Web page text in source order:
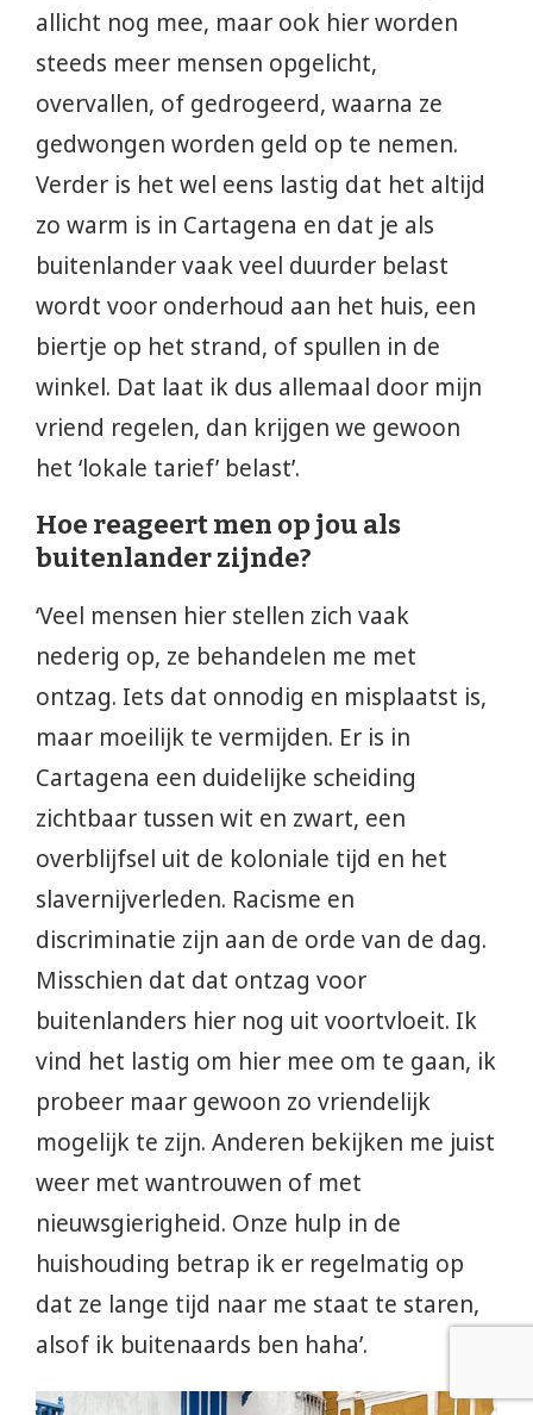
allicht nog mee, maar ook hier worden
steeds meer mensen opgelicht,
overvallen, of gedrogeerd, waarna ze
gedwongen worden geld op te nemen.
Verder is het wel eens lastig dat het altijd
zo warm is in Cartagena en dat je als
buitenlander vaak veel duurder belast
wordt voor onderhoud aan het huis, een
biertje op het strand, of spullen in de
winkel. Dat laat ik dus allemaal door mijn
vriend regelen, dan krijgen we gewoon
het ‘lokale tarief’ belast’.
Hoe reageert men op jou als
buitenlander zijnde?
‘Veel mensen hier stellen zich vaak
nederig op, ze behandelen me met
ontzag. Iets dat onnodig en misplaatst is,
maar moeilijk te vermijden. Er is in
Cartagena een duidelijke scheiding
zichtbaar tussen wit en zwart, een
overblijfsel uit de koloniale tijd en het
slavernijverleden. Racisme en
discriminatie zijn aan de orde van de dag.
Misschien dat dat ontzag voor
buitenlanders hier nog uit voortvloeit. Ik
vind het lastig om hier mee om te gaan, ik
probeer maar gewoon zo vriendelijk
mogelijk te zijn. Anderen bekijken me juist
weer met wantrouwen of met
nieuwsgierigheid. Onze hulp in de
huishouding betrap ik er regelmatig op
dat ze lange tijd naar me staat te staren,
alsof ik buitenaards ben haha’.